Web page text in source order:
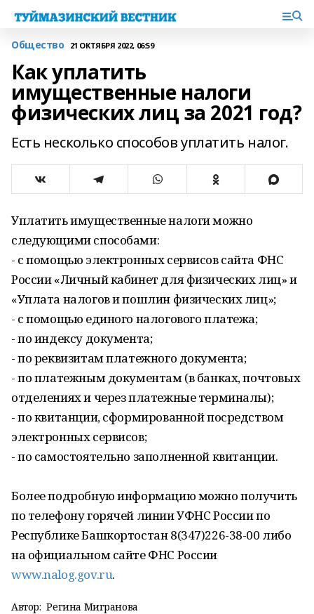
Общество 21 ОКТЯБРЯ 2022, 06:59
Как уплатить
имущественные налоги
физических лиц за 2021 год?
Есть несколько способов уплатить налог.
Уплатить имущественные налоги​ можно
следующими способами:
- с помощью электронных сервисов сайта ФНС
России​ «Личный кабинет для физических лиц» и​
«Уплата налогов и пошлин физических лиц»;
- с помощью единого налогового платежа;
- по индексу документа;
- по реквизитам платежного документа;
- по платежным документам (в банках, почтовых
отделениях и через платежные терминалы);
- по квитанции, сформированной посредством
электронных сервисов;
- по самостоятельно заполненной квитанции.
Более подробную информацию можно получить
по телефону горячей линии УФНС России по
Республике Башкортостан 8(347)226-38-00 либо
на официальном сайте​ ФНС России
www.nalog.gov.ru.
Автор: Регина Мигранова